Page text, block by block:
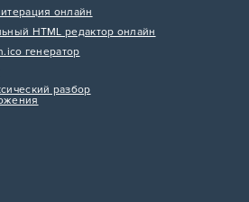
онлайн
HTML редактор онлайн
генератор
разбор